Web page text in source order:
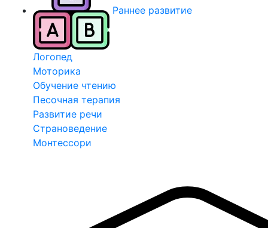
Раннее развитие
Логопед
Моторика
Обучение чтению
Песочная терапия
Развитие речи
Страноведение
Монтессори